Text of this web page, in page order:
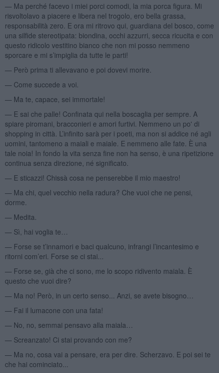
— Ma perché facevo i miei porci comodi, la mia porca figura. Mi
risvoltolavo a piacere e libera nel trogolo, ero bella grassa,
responsabilità zero. E ora mi ritrovo qui, guardiana del bosco, come
una silfide stereotipata: biondina, occhi azzurri, secca ricucita e con
questo ridicolo vestitino bianco che non mi posso nemmeno
sporcare e mi s’impiglia da tutte le parti!
— Però prima ti allevavano e poi dovevi morire.
— Come succede a voi.
— Ma te, capace, sei immortale!
— E sai che palle! Confinata qui nella boscaglia per sempre. A
spiare piromani, bracconieri e amori furtivi. Nemmeno un po' di
shopping in città. L’infinito sarà per i poeti, ma non si addice né agli
uomini, tantomeno a maiali e maiale. E nemmeno alle fate. È una
tale noia! In fondo la vita senza fine non ha senso, è una ripetizione
continua senza direzione, né significato.
— E sticazzi! Chissà cosa ne penserebbe il mio maestro!
— Ma chi, quel vecchio nella radura? Che vuoi che ne pensi,
dorme.
— Medita.
— Sì, hai voglia te…
— Forse se t’innamori e baci qualcuno, infrangi l’incantesimo e
ritorni com’eri. Forse se ci stai...
— Forse se, già che ci sono, me lo scopo ridivento maiala. È
questo che vuoi dire?
— Ma no! Però, in un certo senso... Anzi, se avete bisogno…
— Fai il lumacone con una fata!
— No, no, semmai pensavo alla maiala…
— Screanzato! Ci stai provando con me?
— Ma no, cosa vai a pensare, era per dire. Scherzavo. E poi sei te
che hai cominciato...